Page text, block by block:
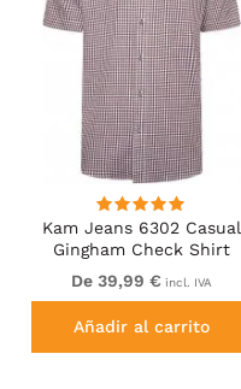
Kam Jeans 6302 Casual
Gingham Check Shirt
Navy
De 39,99 € incl. IVA
Añadir al carrito